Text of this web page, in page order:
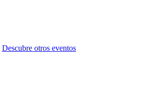
Descubre otros eventos